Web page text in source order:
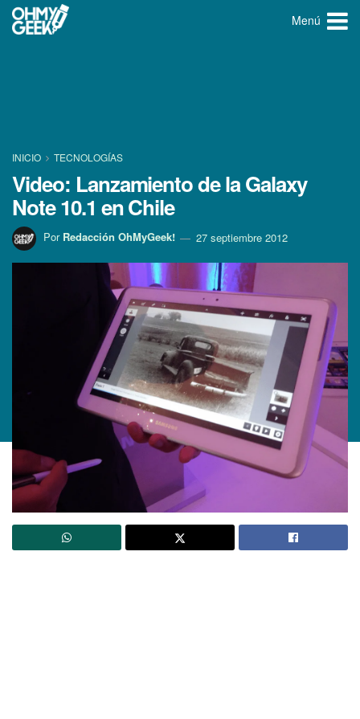
Menú
INICIO TECNOLOGÍ­AS
Video: Lanzamiento de la Galaxy
Note 10.1 en Chile
Por Redacción OhMyGeek! 27 septiembre 2012